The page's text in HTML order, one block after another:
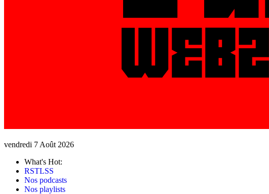
vendredi 7 Août 2026
What's Hot:
RSTLSS
Nos podcasts
Nos playlists